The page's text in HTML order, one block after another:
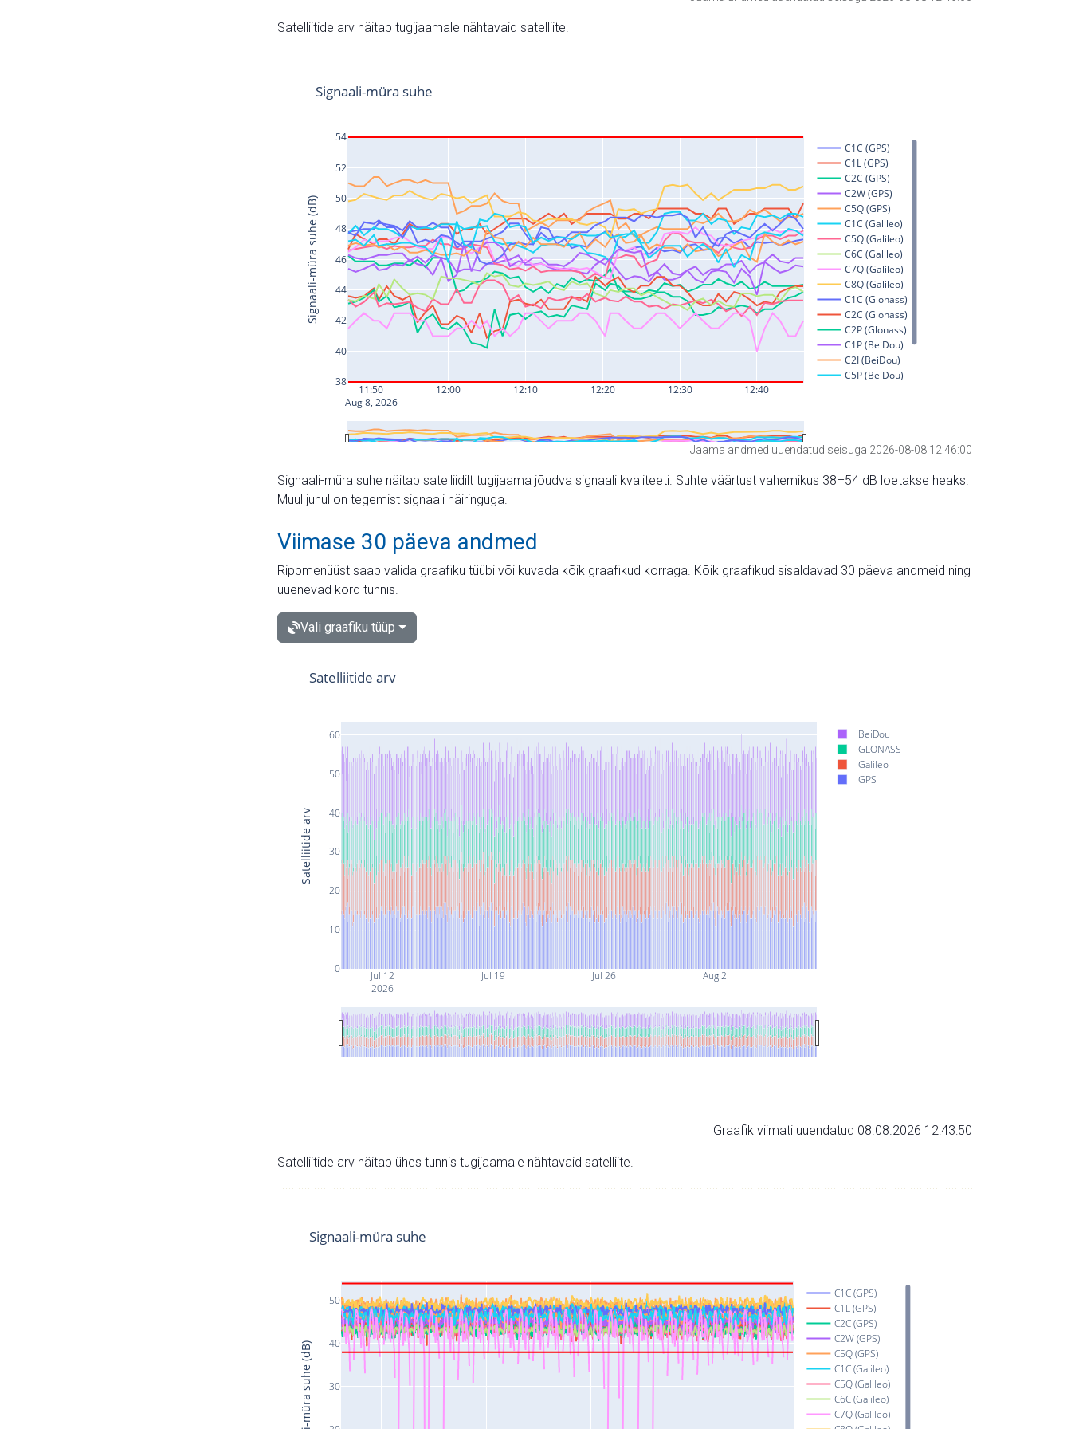
Satelliitide arv näitab tugijaamale nähtavaid satelliite.
Jaama andmed uuendatud seisuga 2026-08-08 12:46:00
Signaali-müra suhe näitab satelliidilt tugijaama jõudva signaali kvaliteeti. Suhte väärtust vahemikus 38–54 dB loetakse heaks.
Muul juhul on tegemist signaali häiringuga.
Viimase 30 päeva andmed
Rippmenüüst saab valida graafiku tüübi või kuvada kõik graafikud korraga. Kõik graafikud sisaldavad 30 päeva andmeid ning
uuenevad kord tunnis.
Vali graafiku tüüp
Jul 12
2026
Jul 19 Jul 26 Aug 2
0
10
20
30
40
50
60
BeiDou
GLONASS
Galileo
GPS
Satelliitide arv
Satelliitide arv
Graafik viimati uuendatud 08.08.2026 12:43:50
Satelliitide arv näitab ühes tunnis tugijaamale nähtavaid satelliite.
30
40
50
C1C (GPS)
C1L (GPS)
C2C (GPS)
C2W (GPS)
C5Q (GPS)
C1C (Galileo)
C5Q (Galileo)
C6C (Galileo)
C7Q (Galileo)
Signaali-müra suhe